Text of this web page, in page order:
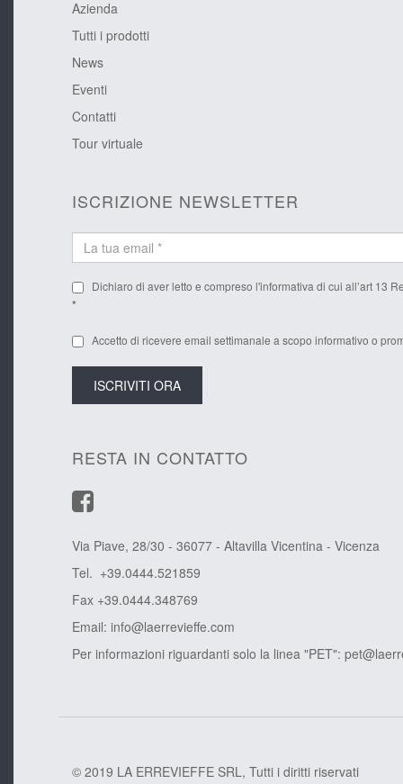
Azienda
Tutti i prodotti
News
Eventi
Contatti
Tour virtuale
ISCRIZIONE NEWSLETTER
Dichiaro di aver letto e compreso l'informativa di cui all’art 13
*
Accetto di ricevere email settimanale a scopo informativo o
RESTA IN CONTATTO
Via Piave, 28/30 - 36077 - Altavilla Vicentina - Vicenza
Tel. +39.0444.521859
Fax +39.0444.348769
Email: info@laerrevieffe.com
Per informazioni riguardanti solo la linea "PET":
© 2019 LA ERREVIEFFE SRL, Tutti i diritti riservati